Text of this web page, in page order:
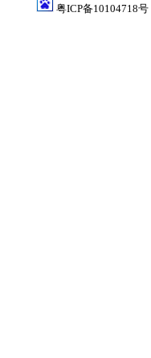
粤ICP备10104718号